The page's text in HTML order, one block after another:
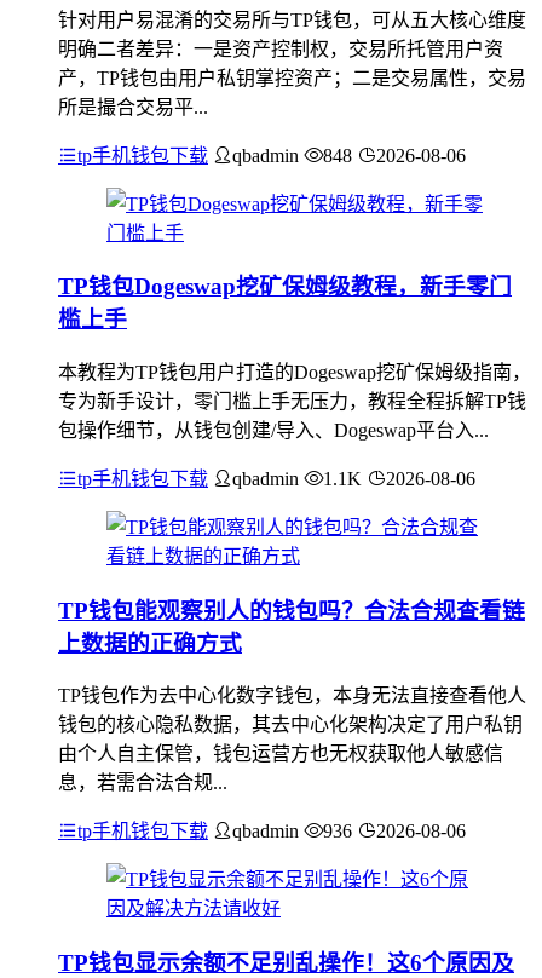
针对用户易混淆的交易所与TP钱包，可从五大核心维度
明确二者差异：一是资产控制权，交易所托管用户资
产，TP钱包由用户私钥掌控资产；二是交易属性，交易
所是撮合交易平...
tp手机钱包下载 qbadmin 848 2026-08-06
TP钱包Dogeswap挖矿保姆级教程，新手零门
槛上手
本教程为TP钱包用户打造的Dogeswap挖矿保姆级指南，
专为新手设计，零门槛上手无压力，教程全程拆解TP钱
包操作细节，从钱包创建/导入、Dogeswap平台入...
tp手机钱包下载 qbadmin 1.1K 2026-08-06
TP钱包能观察别人的钱包吗？合法合规查看链
上数据的正确方式
TP钱包作为去中心化数字钱包，本身无法直接查看他人
钱包的核心隐私数据，其去中心化架构决定了用户私钥
由个人自主保管，钱包运营方也无权获取他人敏感信
息，若需合法合规...
tp手机钱包下载 qbadmin 936 2026-08-06
TP钱包显示余额不足别乱操作！这6个原因及